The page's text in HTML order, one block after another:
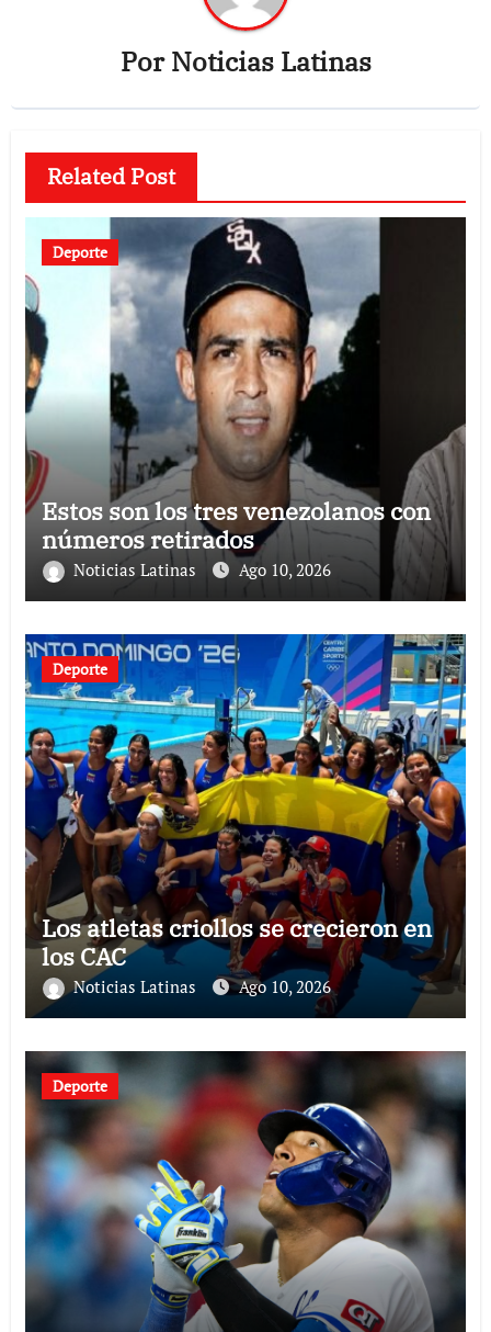
PorNoticias Latinas
Related Post
Deporte
Estos son los tres venezolanos con
números retirados
Noticias Latinas Ago 10, 2026
Deporte
Los atletas criollos se crecieron en
los CAC
Noticias Latinas Ago 10, 2026
Deporte